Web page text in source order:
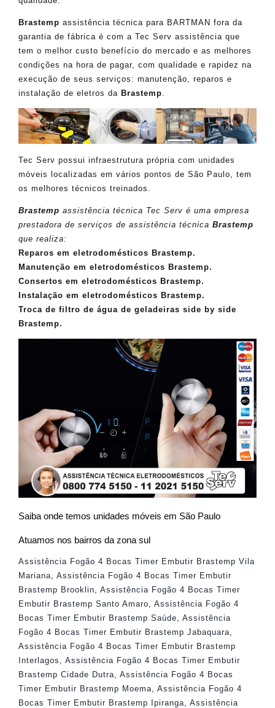
Brastemp assistência técnica para BARTMAN fora da
garantia de fábrica é com a Tec Serv assistência que
tem o melhor custo benefício do mercado e as melhores
condições na hora de pagar, com qualidade e rapidez na
execução de seus serviços: manutenção, reparos e
instalação de eletros da Brastemp.
Tec Serv possui infraestrutura própria com unidades
móveis localizadas em vários pontos de São Paulo, tem
os melhores técnicos treinados.
Brastemp assistência técnica Tec Serv é uma empresa
prestadora de serviços de assistência técnica Brastemp
que realiza:
Reparos em eletrodomésticos Brastemp.
Manutenção em eletrodomésticos Brastemp.
Consertos em eletrodomésticos Brastemp.
Instalação em eletrodomésticos Brastemp.
Troca de filtro de água de geladeiras side by side
Brastemp.
Saiba onde temos unidades móveis em São Paulo
Atuamos nos bairros da zona sul
Assistência Fogão 4 Bocas Timer Embutir Brastemp Vila
Mariana
Assistência Fogão 4 Bocas Timer Embutir
Brastemp Brooklin
Assistência Fogão 4 Bocas Timer
Embutir Brastemp Santo Amaro
Assistência Fogão 4
Bocas Timer Embutir Brastemp Saúde
Assistência
Fogão 4 Bocas Timer Embutir Brastemp Jabaquara
Assistência Fogão 4 Bocas Timer Embutir Brastemp
Interlagos
Assistência Fogão 4 Bocas Timer Embutir
Brastemp Cidade Dutra
Assistência Fogão 4 Bocas
Timer Embutir Brastemp Moema
Assistência Fogão 4
Bocas Timer Embutir Brastemp Ipiranga
Assistência